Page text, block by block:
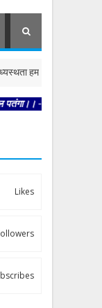
सनातन परंपरा का हिस्सा
धरैधनु सायक
Likes